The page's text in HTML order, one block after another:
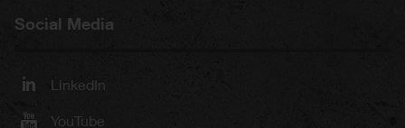
Social Media
LinkedIn
YouTube